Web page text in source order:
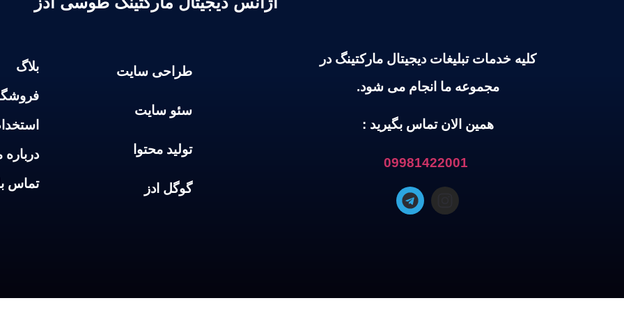
کلیه خدمات تبلیغات دیجیتال مارکتینگ در
مجموعه ما انجام می شود.
همین الان تماس بگیرید :
09981422001
طراحی سایت
سئو سایت
تولید محتوا
گوگل ادز
بلاگ
درباره
تماس